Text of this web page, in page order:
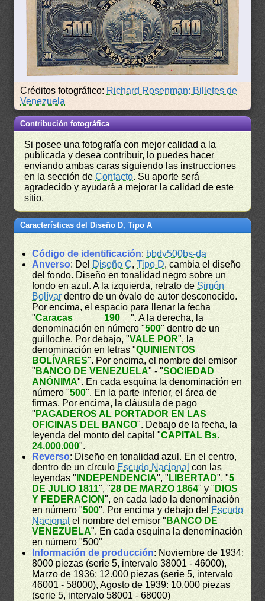
Créditos fotográfico: Richard Rosenman: Billetes de
Venezuela
Contribución fotográfica
Si posee una fotografía con mejor calidad a la
publicada y desea contribuir, lo puedes hacer
enviando ambas caras siguiendo las instrucciones
en la sección deContacto. Su aporte será
agradecido y ayudará a mejorar la calidad de este
sitio.
Características del Diseño D, Tipo A
Código de identificación: bbdv500bs-da
Anverso: Del Diseño C,Tipo D, cambia el diseño
del fondo. Diseño en tonalidad negro sobre un
fondo en azul. A la izquierda, retrato deSimón
Bolívar dentro de un óvalo de autor desconocido.
Por encima, el espacio para llenar la fecha
"Caracas _____ 190__". A la derecha, la
denominación en número "500" dentro de un
guilloche. Por debajo, "VALE POR", la
denominación en letras "QUINIENTOS
BOLÍVARES". Por encima, el nombre del emisor
" BANCO DE VENEZUELA" - "SOCIEDAD
ANÓNIMA". En cada esquina la denominación en
número "500". En la parte inferior, el área de
firmas. Por encima, la cláusula de pago
" PAGADEROS AL PORTADOR EN LAS
OFICINAS DEL BANCO". Debajo de la fecha, la
leyenda del monto del capital "CAPITAL Bs.
24.000.000".
Reverso: Diseño en tonalidad azul. En el centro,
dentro de un círculo Escudo Nacional con las
leyendas " INDEPENDENCIA", " LIBERTAD", "5
DE JULIO 1811", "28 DE MARZO 1864" y " DIOS
Y FEDERACION", en cada lado la denominación
en número "500". Por encima y debajo del Escudo
Nacional el nombre del emisor " BANCO DE
VENEZUELA". En cada esquina la denominación
en número "500"
Información de producción: Noviembre de 1934:
8000 piezas (serie 5, intervalo 38001 - 46000),
Marzo de 1936: 12.000 piezas (serie 5, intervalo
46001 - 58000), Agosto de 1939: 10.000 piezas
(serie 5, intervalo 58001 - 68000)